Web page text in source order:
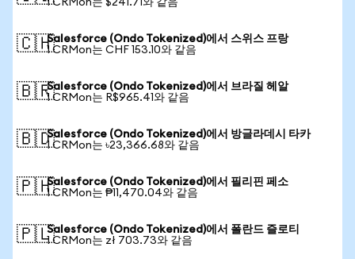
1 CRMon는 $241.71와 같음
🇨🇭Salesforce (Ondo Tokenized)에서 스위스 프랑
1 CRMon는 CHF 153.10와 같음
🇧🇷Salesforce (Ondo Tokenized)에서 브라질 헤알
1 CRMon는 R$965.41와 같음
🇧🇩Salesforce (Ondo Tokenized)에서 방글라데시 타카
1 CRMon는 ৳23,366.68와 같음
🇵🇭Salesforce (Ondo Tokenized)에서 필리핀 페소
1 CRMon는 ₱11,470.04와 같음
🇵🇱Salesforce (Ondo Tokenized)에서 폴란드 즐로티
1 CRMon는 zł 703.73와 같음